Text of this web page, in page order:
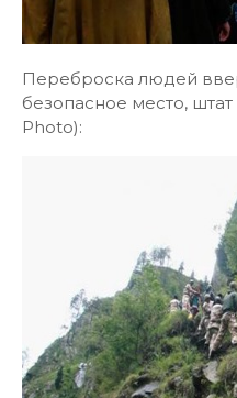
Переброска людей
безопасное место,
Photo):